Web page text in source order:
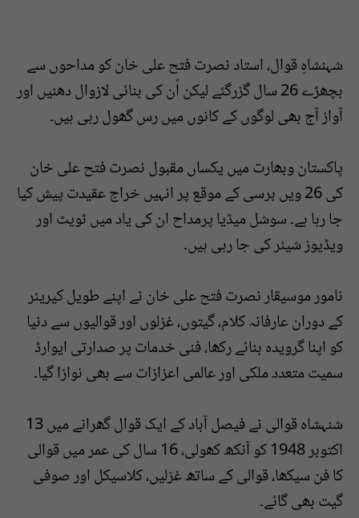
شہنشاہِ قوال، استاد نصرت فتح علی خان کو مداحوں سے
بچھڑے 26 سال گزرگئے لیکن اُن کی بنائی لازوال دھنیں اور
آواز آج بھی لوگوں کے کانوں میں رس گھول رہی ہیں۔
پاکستان وبھارت میں یکساں مقبول نصرت فتح علی خان
کی 26 ویں برسی کے موقع پر انہیں خراج عقیدت پیش کیا
جا رہا ہے۔ سوشل میڈیا پرمداح ان کی یاد میں ٹویٹ اور
ویڈیوز شیئر کی جا رہی ہیں۔
نامور موسیقار نصرت فتح علی خان نے اپنے طویل کیریئر
کے دوران عارفانہ کلام، گیتوں، غزلوں اور قوالیوں سے دنیا
کو اپنا گرویدہ بنائے رکھا، فنی خدمات پر صدارتی ایوارڈ
سمیت متعدد ملکی اور عالمی اعزازات سے بھی نوازا گیا۔
شنہشاہ قوالی نے فیصل آباد کے ایک قوال گھرانے میں 13
اکتوبر 1948 کو آنکھ کھولی، 16 سال کی عمر میں قوالی
کا فن سیکھا، قوالی کے ساتھ غزلیں، کلاسیکل اور صوفی
گیت بھی گائے۔